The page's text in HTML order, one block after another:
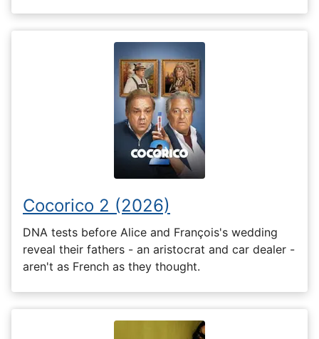
Cocorico 2 (2026)
DNA tests before Alice and François's wedding
reveal their fathers - an aristocrat and car dealer -
aren't as French as they thought.